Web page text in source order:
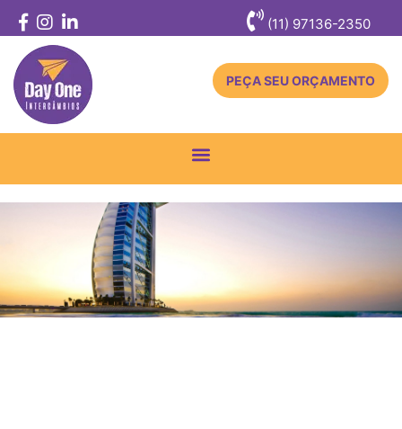
(11) 97136-2350
PEÇA SEU ORÇAMENTO
navigation